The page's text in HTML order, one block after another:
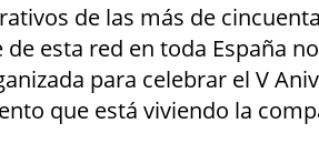
de las más de
esta red en toda España
para celebrar el V
que está viviendo la